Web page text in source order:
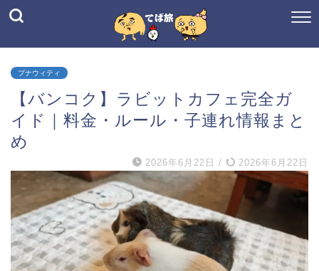
プナウィティ
【バンコク】ラビットカフェ完全ガ
イド｜料金・ルール・子連れ情報まと
め
2026年6月22日 / 2026年6月22日